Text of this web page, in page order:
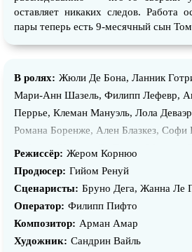
оставляет никаких следов. Работа
пары теперь есть 9-месячный сын
В ролях: Жюли Де Бона, Ланник
Мари-Анн Шазель, Филипп Лефевр,
Перрье, Клеман Мануэль, Лола
Романа Боренже, Ален Блазкез, Софи
Бибринг, Жюстин Ле Потье, Маттиас
Плюмекок-Меш, Лола Девэр, Сесиль
Парфейт, Абрахам Белага, Марк
Софи де Фюрст, Лу Равелли, Клеменс
Клемантин Аллян, Фанни Пиот,
Шабрие, Кристофер Жендро, Нагиса
Режиссёр: Жером Корнюо
Продюсер: Гийом Ренуй
Сценаристы: Бруно Дега, Жанна Ле
Оператор: Филипп Пифто
Композитор: Арман Амар
Художник: Сандрин Вайль